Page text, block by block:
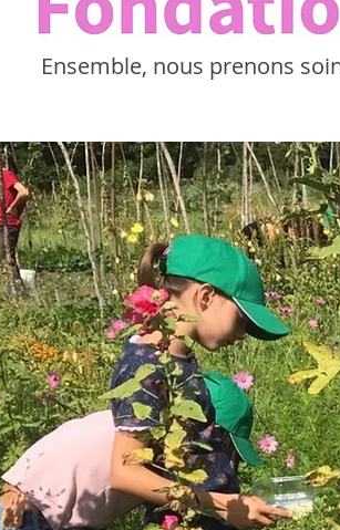
Ensemble, nous prenons